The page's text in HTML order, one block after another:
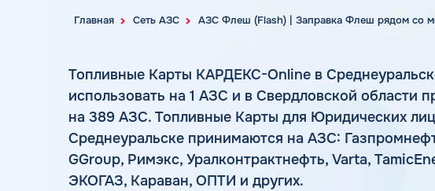
Автомойки
Шиномонтаж
Вопросы и Ответы
АЗС Газпром
АЗС
Нефтьмагистраль
Главная Сеть АЗС АЗС Флеш (Flash) | Заправка Флеш рядом со
Топливные Карты КАРДЕКС-Online в
использовать на 1 АЗС и в Свердловской области
на 389 АЗС. Топливные Карты для Юридических
Среднеуральске принимаются на АЗС:
GGroup, Римэкс, Уралконтрактнефть, Varta,
ЭКОГАЗ, Караван, ОПТИ и других.